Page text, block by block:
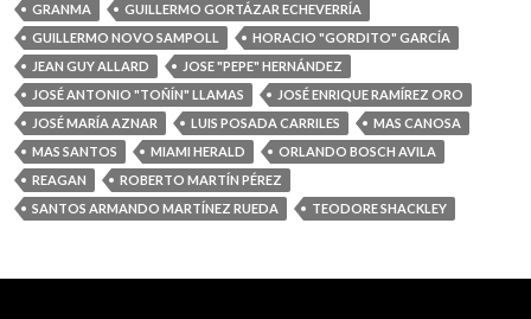
GRANMA
GUILLERMO GORTÁZAR ECHEVERRÍA
GUILLERMO NOVO SAMPOLL
HORACIO "GORDITO" GARCÍA
JEAN GUY ALLARD
JOSE "PEPE" HERNÁNDEZ
JOSÉ ANTONIO "TOÑÍN" LLAMAS
JOSÉ ENRIQUE RAMÍREZ ORO
JOSÉ MARÍA AZNAR
LUIS POSADA CARRILES
MAS CANOSA
MAS SANTOS
MIAMI HERALD
ORLANDO BOSCH AVILA
REAGAN
ROBERTO MARTÍN PÉREZ
SANTOS ARMANDO MARTÍNEZ RUEDA
TEODORE SHACKLEY